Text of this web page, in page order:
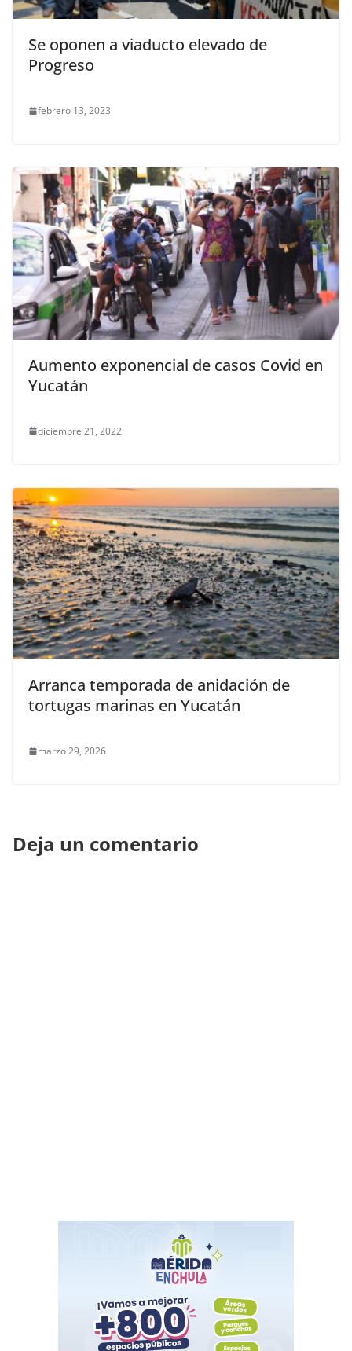
Se oponen a viaducto elevado de
Progreso
febrero 13, 2023
Aumento exponencial de casos Covid en
Yucatán
diciembre 21, 2022
Arranca temporada de anidación de
tortugas marinas en Yucatán
marzo 29, 2026
Deja un comentario